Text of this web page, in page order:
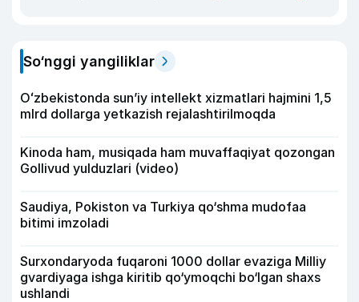
So‘nggi yangiliklar
Oʻzbekistonda sunʼiy intellekt xizmatlari hajmini 1,5
mlrd dollarga yetkazish rejalashtirilmoqda
Kinoda ham, musiqada ham muvaffaqiyat qozongan
Gollivud yulduzlari (video)
Saudiya, Pokiston va Turkiya qo‘shma mudofaa
bitimi imzoladi
Surxondaryoda fuqaroni 1000 dollar evaziga Milliy
gvardiyaga ishga kiritib qo‘ymoqchi bo‘lgan shaxs
ushlandi